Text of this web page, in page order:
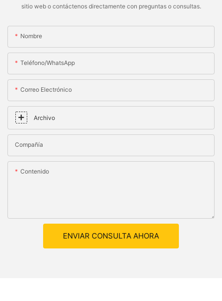
sitio web o contáctenos directamente con preguntas o consultas.
Nombre
Teléfono/WhatsApp
Correo Electrónico
Archivo
Compañía
Contenido
ENVIAR CONSULTA AHORA